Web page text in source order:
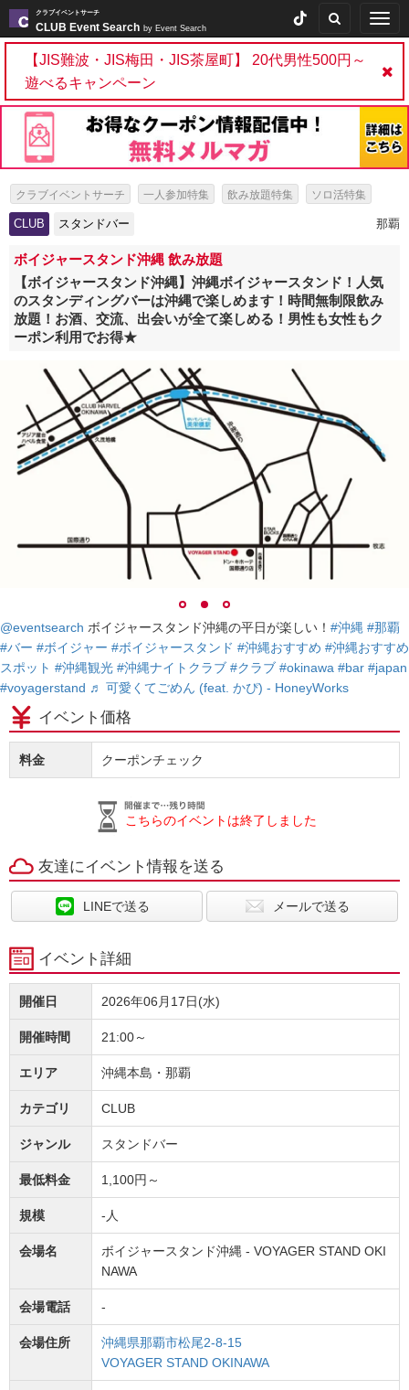
クラブイベントサーチ
CLUB Event Search by Event Search
【JIS難波・JIS梅田・JIS茶屋町】 20代男性500円～
遊べるキャンペーン
クラブイベントサーチ 一人参加特集 飲み放題特集 ソロ活特集
出会いイベント特集
CLUB スタンドバー 那覇
ボイジャースタンド沖縄 飲み放題
【ボイジャースタンド沖縄】沖縄ボイジャースタンド！人気
のスタンディングバーは沖縄で楽しめます！時間無制限飲み
放題！お酒、交流、出会いが全て楽しめる！男性も女性もク
ーポン利用でお得★
@eventsearch ボイジャースタンド沖縄の平日が楽しい！ #沖縄 #那覇
#バー #ボイジャー #ボイジャースタンド #沖縄おすすめ #沖縄おすすめ
スポット #沖縄観光 #沖縄ナイトクラブ #クラブ #okinawa #bar #japan
#voyagerstand ♬ 可愛くてごめん (feat. かぴ) - HoneyWorks
イベント価格
料金 クーポンチェック
こちらのイベントは終了しました
友達にイベント情報を送る
LINEで送る メールで送る
イベント詳細
開催日 2026年06月17日(水)
開催時間 21:00～
エリア 沖縄本島・那覇
カテゴリ CLUB
ジャンル スタンドバー
最低料金 1,100円～
規模 -人
会場名
ボイジャースタンド沖縄 - VOYAGER STAND OKI
NAWA
会場電話 -
会場住所
沖縄県那覇市松尾2-8-15
VOYAGER STAND OKINAWA